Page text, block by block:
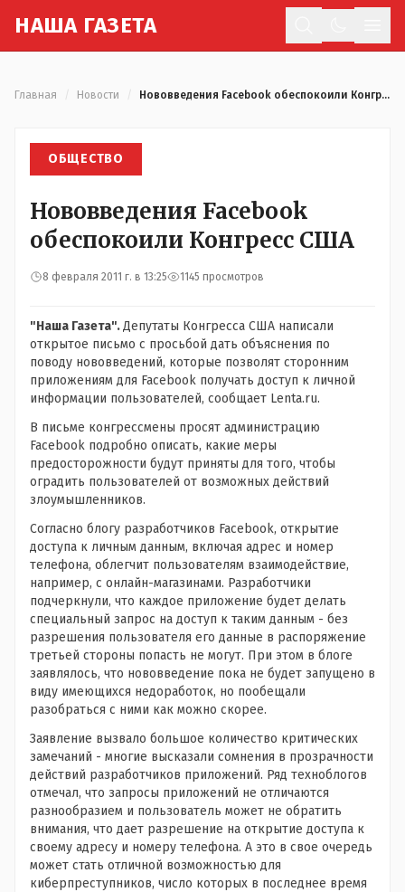
НАША ГАЗЕТА
Главная Новости Нововведения Facebook обеспокоили Конгресс США
ОБЩЕСТВО
Нововведения Facebook
обеспокоили Конгресс США
8 февраля 2011 г. в 13:25 1145 просмотров
"Наша Газета".Депутаты Конгресса США написали
открытое письмо с просьбой дать объяснения по
поводу нововведений, которые позволят сторонним
приложениям для Facebook получать доступ к личной
информации пользователей, сообщает Lenta.ru.
В письме конгрессмены просят администрацию
Facebook подробно описать, какие меры
предосторожности будут приняты для того, чтобы
оградить пользователей от возможных действий
злоумышленников.
Согласно блогу разработчиков Facebook, открытие
доступа к личным данным, включая адрес и номер
телефона, облегчит пользователям взаимодействие,
например, с онлайн-магазинами. Разработчики
подчеркнули, что каждое приложение будет делать
специальный запрос на доступ к таким данным - без
разрешения пользователя его данные в распоряжение
третьей стороны попасть не могут. При этом в блоге
заявлялось, что нововведение пока не будет запущено в
виду имеющихся недоработок, но пообещали
разобраться с ними как можно скорее.
Заявление вызвало большое количество критических
замечаний - многие высказали сомнения в прозрачности
действий разработчиков приложений. Ряд техноблогов
отмечал, что запросы приложений не отличаются
разнообразием и пользователь может не обратить
внимания, что дает разрешение на открытие доступа к
своему адресу и номеру телефона. А это в свое очередь
может стать отличной возможностью для
киберпреступников, число которых в последнее время